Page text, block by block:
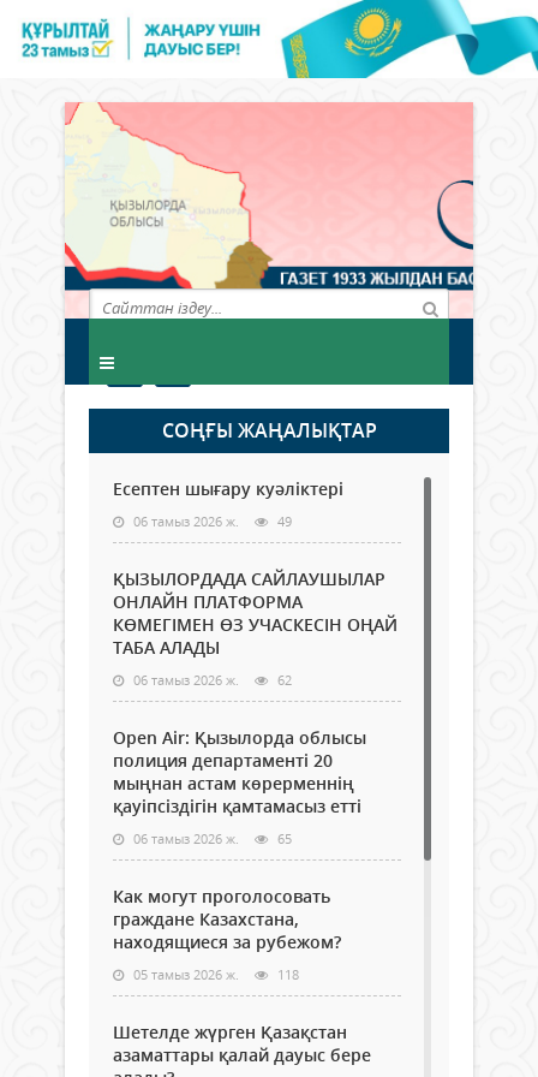
СОҢҒЫ ЖАҢАЛЫҚТАР
Есептен шығару куәліктері
06 тамыз 2026 ж. 49
ҚЫЗЫЛОРДАДА САЙЛАУШЫЛАР
ОНЛАЙН ПЛАТФОРМА
КӨМЕГІМЕН ӨЗ УЧАСКЕСІН ОҢАЙ
ТАБА АЛАДЫ
06 тамыз 2026 ж. 62
Open Air: Қызылорда облысы
полиция департаменті 20
мыңнан астам көрерменнің
қауіпсіздігін қамтамасыз етті
06 тамыз 2026 ж. 65
Как могут проголосовать
граждане Казахстана,
находящиеся за рубежом?
05 тамыз 2026 ж. 118
Шетелде жүрген Қазақстан
азаматтары қалай дауыс бере